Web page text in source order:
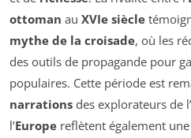
ottoman au XVIe siècle
mythe de la croisade, où les
des outils de propagande pour
populaires. Cette période est
narrations des explorateurs de l’
l’Europe reflètent également